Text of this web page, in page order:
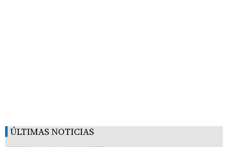
ÚLTIMAS NOTICIAS